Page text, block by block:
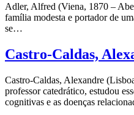
Adler, Alfred (Viena, 1870 –
família modesta e portador de
se…
Castro-Caldas,
Castro-Caldas, Alexandre
professor catedrático, estudou
cognitivas e as doenças